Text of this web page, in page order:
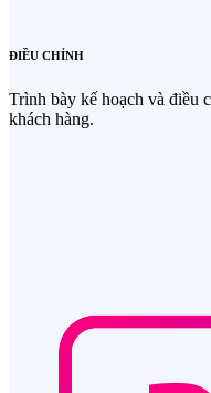
ĐIỀU CHỈNH
Trình bày kế hoạch và điều
khách hàng.